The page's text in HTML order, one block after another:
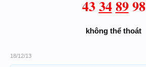
43348998
không thể thoát
18/12/13